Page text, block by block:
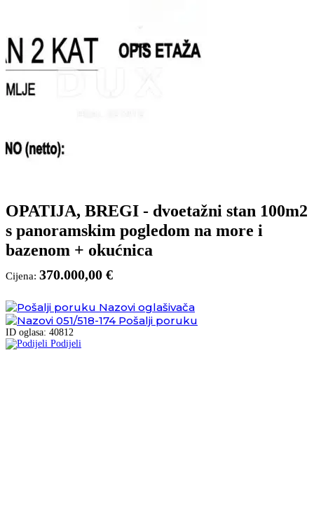
OPATIJA, BREGI - dvoetažni stan 100m2
s panoramskim pogledom na more i
bazenom + okućnica
Cijena: 370.000,00 €
Nazovi oglašivača
051/518-174 Pošalji poruku
ID oglasa: 40812
Podijeli